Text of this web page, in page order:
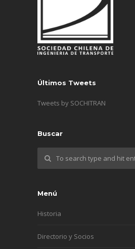
Últimos Tweets
Tweets by SOCHITRAN
Buscar
Menú
Historia
Directorio y Socios